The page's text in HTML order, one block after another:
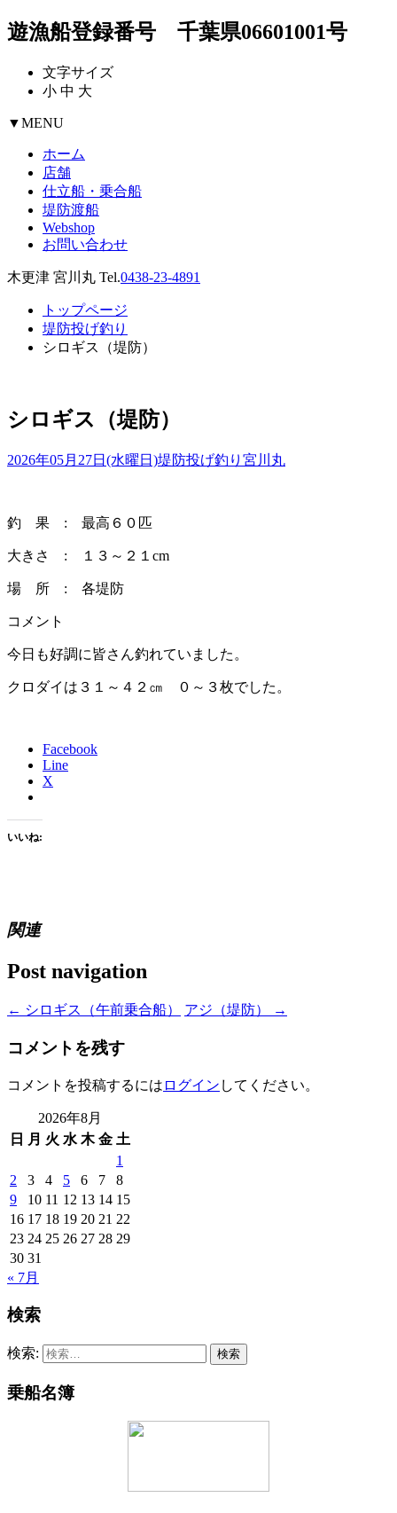
遊漁船登録番号 千葉県06601001号
文字サイズ
小 中 大
▼MENU
ホーム
店舗
仕立船・乗合船
堤防渡船
Webshop
お問い合わせ
木更津 宮川丸 Tel.0438-23-4891
トップページ
堤防投げ釣り
シロギス（堤防）
シロギス（堤防）
2026年05月27日(水曜日)堤防投げ釣り 宮川丸
釣 果 : 最高６０匹
大きさ : １３～２１cm
場 所 : 各堤防
コメント
今日も好調に皆さん釣れていました。
クロダイは３１～４２㎝ ０～３枚でした。
Facebook
Line
X
いいね:
関連
Post navigation
← シロギス（午前乗合船） アジ（堤防） →
コメントを残す
コメントを投稿するには ログイン してください。
2026年8月
日
月 火 水 木 金 土
1
2
3 4 5 6 7
8
9
10 11 12 13 14 15
16 17 18 19 20 21 22
23 24 25 26 27 28 29
30 31
« 7月
検索
検索:
乗船名簿